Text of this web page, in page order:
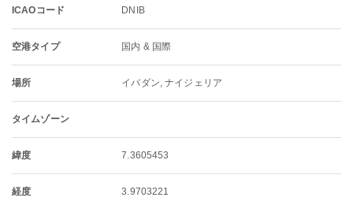
ICAOコード DNIB
空港タイプ 国内 & 国際
場所 イバダン, ナイジェリア
タイムゾーン
緯度 7.3605453
経度 3.9703221